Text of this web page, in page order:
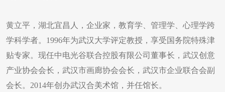
黄立平，湖北宜昌人，企业家，教育学、管理学、心理学跨
学科学者。1996年为武汉大学评定教授，享受国务院特殊津
贴专家。现任中电光谷联合控股有限公司董事长，武汉创意
产业协会会长，武汉市画廊协会会长，武汉市企业联合会副
会长。2014年创办武汉合美术馆，并任馆长。